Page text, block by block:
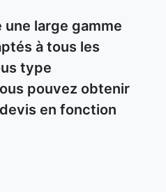
large gamme
à tous les
type
pouvez obtenir
en fonction